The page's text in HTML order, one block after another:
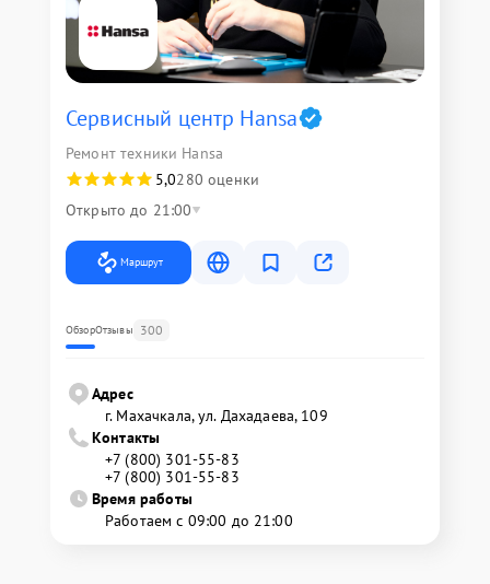
Сервисный центр Hansa
Ремонт техники Hansa
5,0280 оценки
Открыто до 21:00
Маршрут
ОбзорОтзывы 300
Адрес
г. Махачкала, ул. Дахадаева, 109
Контакты
+7 (800) 301-55-83
+7 (800) 301-55-83
Время работы
Работаем с 09:00 до 21:00